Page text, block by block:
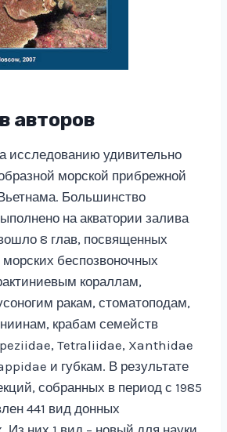
авторов
исследованию удивительно
морской прибрежной
Большинство
на акватории залива
8 глав, посвященных
беспозвоночных
кораллам,
ракам, стоматоподам,
крабам семейств
Tetraliidae, Xanthidae
и губкам. В результате
собранных в период с 1985
441 вид донных